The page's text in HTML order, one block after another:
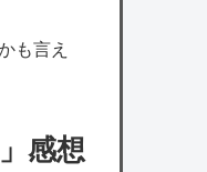
ｗｗｗ
も言え
感想